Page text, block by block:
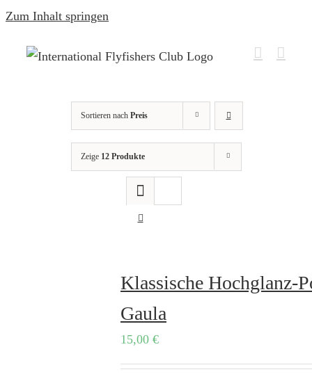
Zum Inhalt springen
Sortieren nach Preis
Zeige 12 Produkte
Klassische Hochglanz-
Gaula
15,00 €